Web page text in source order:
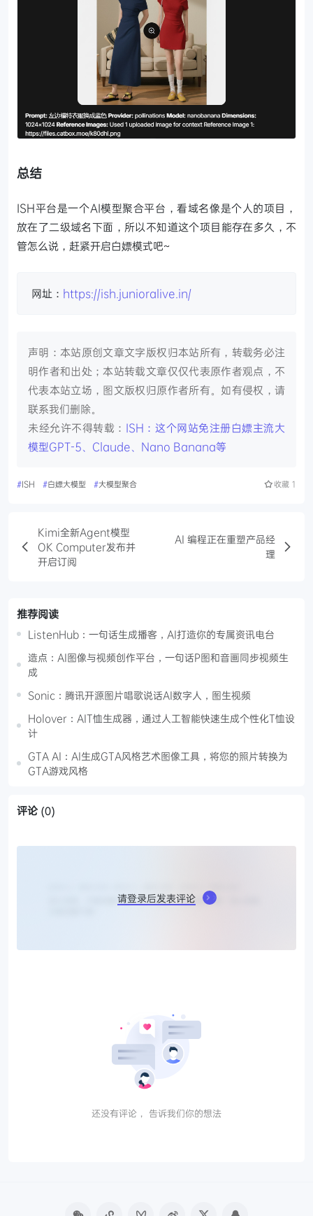
总结
ISH平台是一个AI模型聚合平台，看域名像是个人的项目，
放在了二级域名下面，所以不知道这个项目能存在多久，不
管怎么说，赶紧开启白嫖模式吧~
网址： https://ish.junioralive.in/
声明：本站原创文章文字版权归本站所有，转载务必注
明作者和出处；本站转载文章仅仅代表原作者观点，不
代表本站立场，图文版权归原作者所有。如有侵权，请
联系我们删除。
未经允许不得转载： ISH：这个网站免注册白嫖主流大
模型GPT-5、Claude、Nano Banana等
#ISH #白嫖大模型 #大模型聚合 收藏 1
Kimi全新Agent模型
OK Computer发布并
开启订阅
AI 编程正在重塑产品经
理
推荐阅读
ListenHub：一句话生成播客，AI打造你的专属资讯电台
造点：AI图像与视频创作平台，一句话P图和音画同步视频生
成
Sonic：腾讯开源图片唱歌说话AI数字人，图生视频
Holover：AIT恤生成器，通过人工智能快速生成个性化T恤设
计
GTA AI：AI生成GTA风格艺术图像工具，将您的照片转换为
GTA游戏风格
评论 (0)
请登录后发表评论
还没有评论， 告诉我们你的想法